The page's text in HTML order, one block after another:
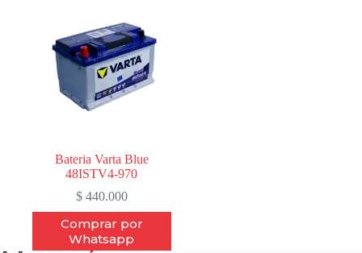
Bateria Varta Blue
48ISTV4-970
$440.000
Comprar por
Whatsapp